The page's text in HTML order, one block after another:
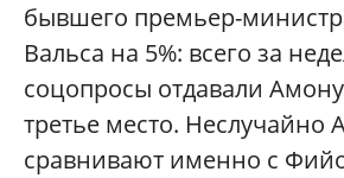
бывшего премьер-
Вальса на 5%: всего за
соцопросы отдавали
третье место. Неслучайно
сравнивают именно с